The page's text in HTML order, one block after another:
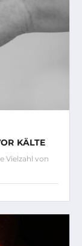
KÄLTE
Vielzahl von